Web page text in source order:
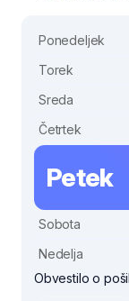
Ponedeljek
Torek
Sreda
Četrtek
Petek
Sobota
Nedelja
Obvestilo o